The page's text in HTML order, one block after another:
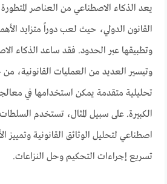
يعد الذكاء الاصطناعي من العناصر
القانون الدولي، حيث لعب دوراً متزايد
وتطبيقها عبر الحدود. فقد ساعد الذكاء
وتيسير العديد من العمليات القانونية،
تحليلية متقدمة يمكن استخدامها في معالجة
الكبيرة. على سبيل المثال، تستخدم
اصطناعي لتحليل الوثائق القانونية وتمييز
تسريع إجراءات التحكيم وحل النزاعات.